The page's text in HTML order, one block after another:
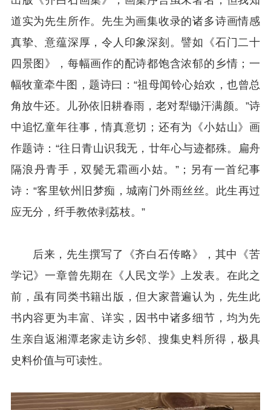
道实为先生所作。先生为画集收录的诸多诗画情感
真挚、意蕴深厚，令人印象深刻。譬如《石门二十
四景图》，每幅画作的配诗都饱含浓郁的乡情；一
幅牧童牵牛图，题诗曰：“祖母闻铃心始欢，也曾总
角放牛还。儿孙依旧耕春雨，老对犁锄汗满颜。”诗
中追忆童年往事，情真意切；还有为《小姑山》画
作题诗：“往日青山识我无，廿年心与迹都殊。扁舟
隔浪丹青手，双鬓无霜画小姑。”；另有一首纪事
诗：“客里钦州旧梦痴，城南门外雨丝丝。此生再过
应无分，纤手教侬剥荔枝。”
后来，先生撰写了《齐白石传略》，其中《苦
学记》一章曾先期在《人民文学》上发表。在此之
前，虽有同类书籍出版，但大家普遍认为，先生此
书内容更为丰富、详实，因书中诸多细节，均为先
生亲自返湘潭老家走访乡邻、搜集史料所得，极具
史料价值与可读性。